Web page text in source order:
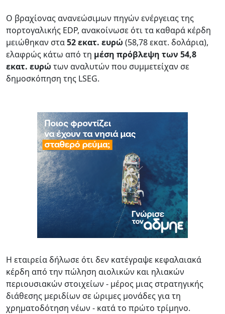
Ο βραχίονας ανανεώσιμων πηγών ενέργειας της
πορτογαλικής EDP, ανακοίνωσε ότι τα καθαρά κέρδη
μειώθηκαν στα52 εκατ. ευρώ (58,78 εκατ. δολάρια),
ελαφρώς κάτω από τη μέση πρόβλεψη των 54,8
εκατ. ευρώ των αναλυτών που συμμετείχαν σε
δημοσκόπηση της LSEG.
Η εταιρεία δήλωσε ότι δεν κατέγραψε κεφαλαιακά
κέρδη από την πώληση αιολικών και ηλιακών
περιουσιακών στοιχείων - μέρος μιας στρατηγικής
διάθεσης μεριδίων σε ώριμες μονάδες για τη
χρηματοδότηση νέων - κατά το πρώτο τρίμηνο.